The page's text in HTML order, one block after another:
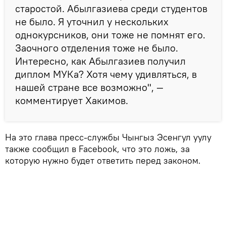
старостой. Абылгазиева среди студентов
не было. Я уточнил у нескольких
однокурсников, они тоже не помнят его.
Заочного отделения тоже не было.
Интересно, как Абылгазиев получил
диплом МУКа? Хотя чему удивляться, в
нашей стране все возможно", —
комментирует Хакимов.
На это глава пресс-службы Чынгыз Эсенгул уулу
также сообщил в Facebook, что это ложь, за
которую нужно будет ответить перед законом.